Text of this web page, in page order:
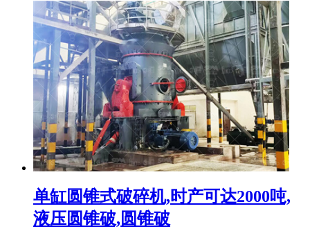
单缸圆锥式破碎机,时产可达2000吨,
液压圆锥破,圆锥破